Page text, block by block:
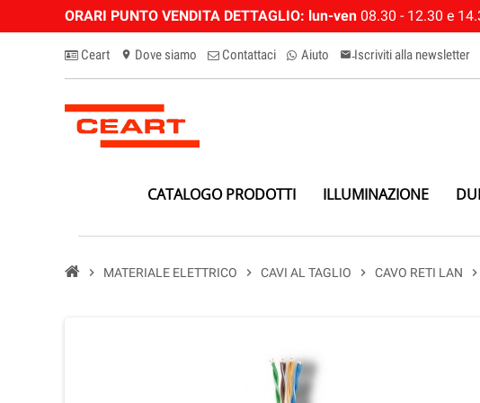
ORARI PUNTO VENDITA DETTAGLIO: lun-ven 08.30 - 12.30 e
Ceart location_on Dove siamo Contattaci Aiuto email-newsletter
Iscriviti alla newsletter
CATALOGO PRODOTTI ILLUMINAZIONE
chevron_right MATERIALE ELETTRICO chevron_right CAVI AL TAGLIO chevron_right CAVO RETI LAN chevron_right